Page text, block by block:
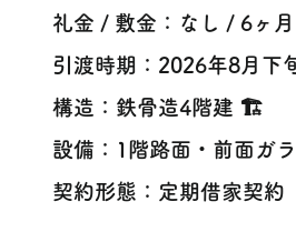
礼金 / 敷金：なし / 6ヶ
引渡時期：2026年8月下
構造：鉄骨造4階建 🏗️
設備：1階路面・前面ガ
契約形態：定期借家契